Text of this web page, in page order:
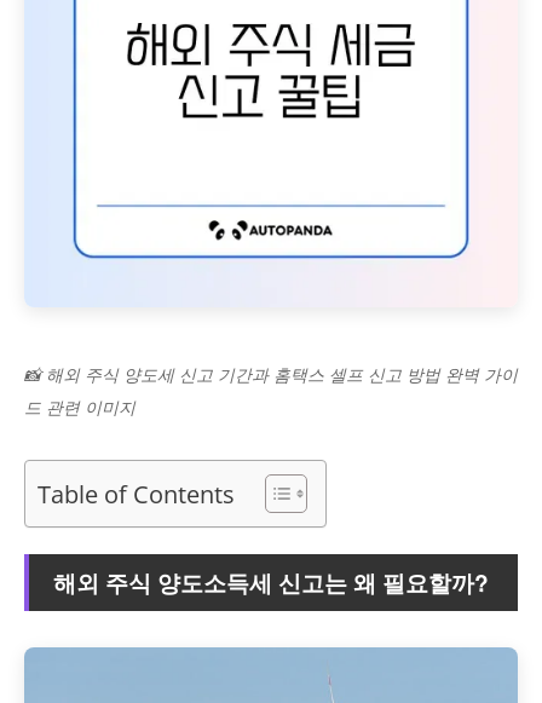
📸 해외 주식 양도세 신고 기간과 홈택스 셀프 신고 방법 완벽 가이
드 관련 이미지
Table of Contents
해외 주식 양도소득세 신고는 왜 필요할까?